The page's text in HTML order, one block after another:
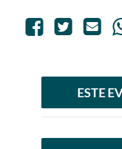
ESTE